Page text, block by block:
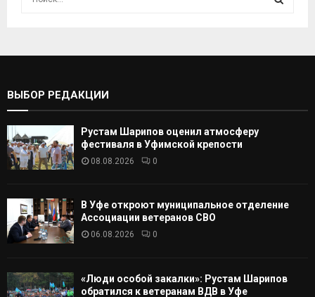
С
А
ВЫБОР РЕДАКЦИИ
Рустам Шарипов оценил атмосферу
фестиваля в Уфимской крепости
08.08.2026 0
В Уфе откроют муниципальное отделение
Ассоциации ветеранов СВО
06.08.2026 0
«Люди особой закалки»: Рустам Шарипов
обратился к ветеранам ВДВ в Уфе